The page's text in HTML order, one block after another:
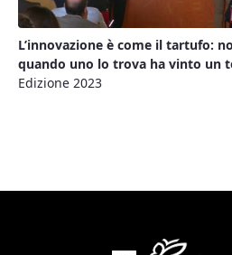
L’innovazione è come il tartufo:
quando uno lo trova ha vinto un
Edizione 2023